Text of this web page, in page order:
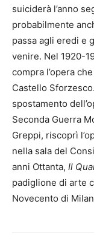
suiciderà l’anno
probabilmente
passa agli eredi e
venire. Nel 1920-
compra l’opera
Castello
spostamento
Seconda Guerra
Greppi, riscoprì
nella sala del
anni Ottanta, Il
padiglione di arte
Novecento di